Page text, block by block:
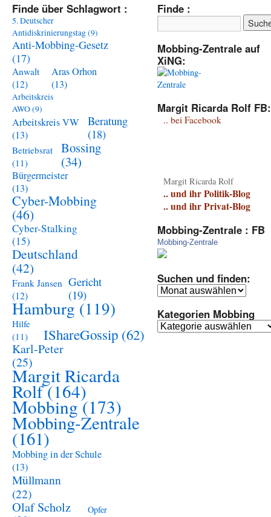
Finde über Schlagwort :
5. Deutscher
Antidiskrinierungstag(9)
Anti-Mobbing-Gesetz
(17)
Anwalt
(12)
Aras Orhon
(13)
Arbeitskreis
AWO(9)
Arbeitskreis VW
(13)
Beratung
(18)
Betriebsrat
(11)
Bossing
(34)
Bürgermeister
(13)
Cyber-Mobbing
(46)
Cyber-Stalking
(15)
Deutschland
(42)
Frank Jansen
(12)
Gericht
(19)
Hamburg (119)
Hilfe
(11)
IShareGossip (62)
Karl-Peter
(25)
Margit Ricarda
Rolf(164)
Mobbing(173)
Mobbing-Zentrale
(161)
Mobbing in der Schule
(13)
Müllmann
(22)
Olaf Scholz
Opfer
Finde :
Mobbing-Zentrale auf
XiNG:
Margit Ricarda Rolf FB:
.. bei Facebook
Margit Ricarda Rolf
.. und ihr Politik-Blog
.. und ihr Privat-Blog
Mobbing-Zentrale : FB
Mobbing-Zentrale
Suchen und finden:
Suchen
finden:
Kategorien Mobbing
Kategorien